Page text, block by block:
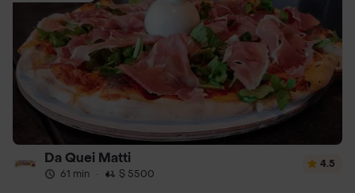
Da Quei Matti
61 min · $ 5500
4.5